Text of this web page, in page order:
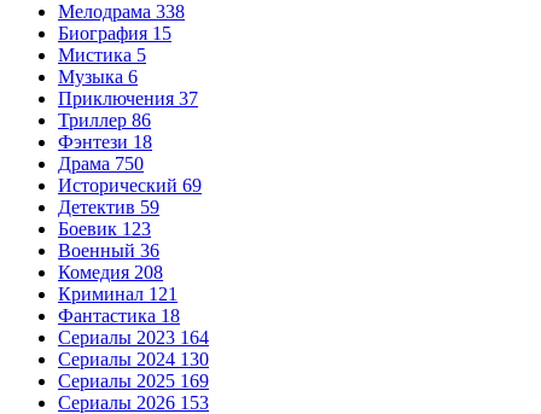
Мелодрама 338
Биография 15
Мистика 5
Музыка 6
Приключения 37
Триллер 86
Фэнтези 18
Драма 750
Исторический 69
Детектив 59
Боевик 123
Военный 36
Комедия 208
Криминал 121
Фантастика 18
Сериалы 2023 164
Сериалы 2024 130
Сериалы 2025 169
Сериалы 2026 153